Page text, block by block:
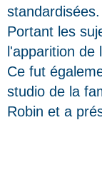
standardisées.
Portant les
l'apparition
Ce fut
studio de la
Robin et a